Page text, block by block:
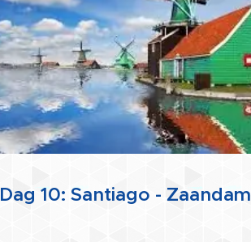
Dag 10: Santiago - Zaandam